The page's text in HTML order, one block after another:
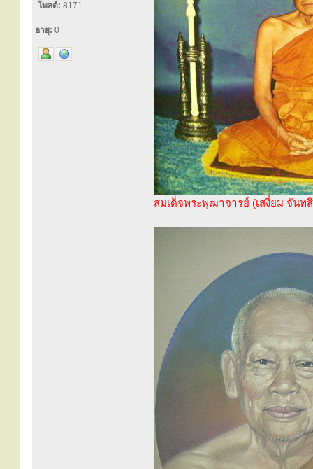
โพสต์: 8171
อายุ: 0
สมเด็จพระพุฒาจารย์ (เสงี่ยม จันท